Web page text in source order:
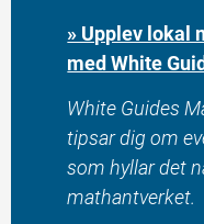
» Upplev lokal
med White
White Guides
tipsar dig om
som hyllar det
mathantverket.